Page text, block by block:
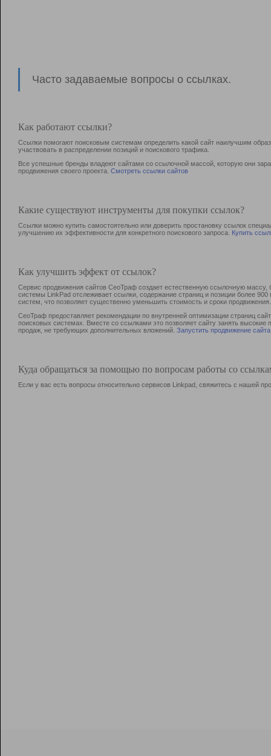
Часто задаваемые вопросы о ссылках.
Как работают ссылки?
Ссылки помогают поисковым системам определить какой сайт наилучшим
участвовать в раcпределении позиций и поискового трафика.
Все успешные бренды владеют сайтами со ссылочной массой, которую они
продвижения своего проекта. Смотреть ссылки сайтов
Какие существуют инструменты для покупки ссылок?
Ссылки можно купить самостоятельно или доверить простановку ссылок
улучшению их эффективности для конкретного поискового запроса. Купить
Как улучшить эффект от ссылок?
Сервис продвижения сайтов СеоТраф создает естественную ссылочную
системы LinkPad отслеживает ссылки, содержание страниц и позиции более
систем, что позволяет существенно уменьшить стоимость и сроки продвижения.
СеоТраф предоставляет рекомендации по внутренней оптимизации страниц
поисковых системах. Вместе со ссылками это позволяет сайту занять
продаж, не требующих дополнительных вложений. Запустить продвижение сайта
Куда обращаться за помощью по вопросам работы со
Если у вас есть вопросы относительно сервисов Linkpad, свяжитесь с нашей